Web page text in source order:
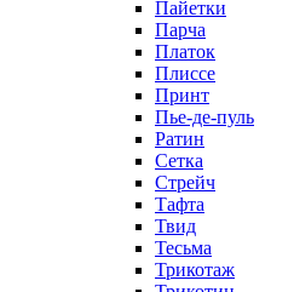
Пайетки
Парча
Платок
Плиссе
Принт
Пье-де-пуль
Ратин
Сетка
Стрейч
Тафта
Твид
Тесьма
Трикотаж